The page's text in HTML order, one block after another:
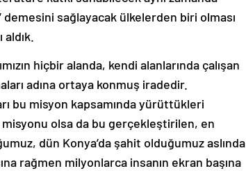
demesini sağlayacak ülkelerden biri olması
hiçbir alanda, kendi alanlarında çalışan
adına ortaya konmuş iradedir.
bu misyon kapsamında yürüttükleri
olsa da bu gerçekleştirilen, en
dün Konya’da şahit olduğumuz aslında
rağmen milyonlarca insanın ekran başına